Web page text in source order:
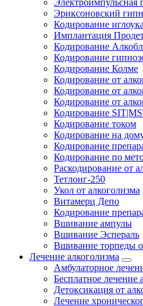
Электроимпульсная
Эриксоновский
Кодирование
Имплантация
Кодирование
Кодирование
Кодирование Колме
Кодирование от
Кодирование от
Кодирование от
Кодирование
Кодирование током
Кодирование на
Кодирование
Кодирование по
Раскодирование от
Тетлонг-250
Укол от алкоголизма
Витамерц Депо
Кодирование
Вшивание ампулы
Вшивание Эспераль
Вшивание торпеды
Лечение алкоголизма
Амбулаторное
Бесплатное лечение
Детоксикация от
Лечение